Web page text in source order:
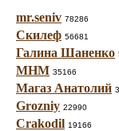
mr.seniv 78286
Скилеф 56681
Галина Шаненко
МНМ 35166
Магаз Анатолий
Grozniy 22990
Crakodil 19166